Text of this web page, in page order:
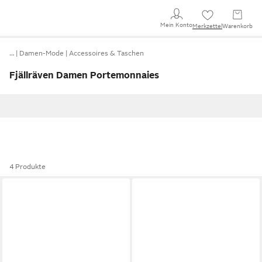
Mein KontoMerkzettel Warenkorb
… Damen-Mode Accessoires & Taschen
Fjällräven Damen Portemonnaies
4 Produkte